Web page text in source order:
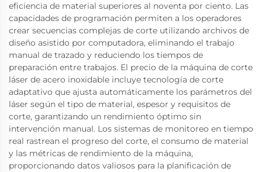
eficiencia de material superiores al noventa por ciento. Las
capacidades de programación permiten a los operadores
crear secuencias complejas de corte utilizando archivos de
diseño asistido por computadora, eliminando el trabajo
manual de trazado y reduciendo los tiempos de
preparación entre trabajos. El precio de la máquina de corte
láser de acero inoxidable incluye tecnología de corte
adaptativo que ajusta automáticamente los parámetros del
láser según el tipo de material, espesor y requisitos de
corte, garantizando un rendimiento óptimo sin
intervención manual. Los sistemas de monitoreo en tiempo
real rastrean el progreso del corte, el consumo de material
y las métricas de rendimiento de la máquina,
proporcionando datos valiosos para la planificación de